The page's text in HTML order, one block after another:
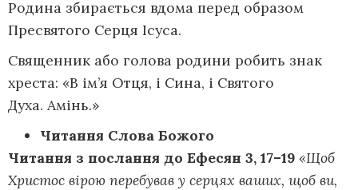
Родина збирається вдома перед образом
Пресвятого Серця Ісуса.
Священник або голова родини робить знак
хреста: «В ім’я Отця, і Сина, і Святого
Духа. Амінь.»
Читання Слова Божого
Читання з послання до Ефесян 3, 17–19 «Щоб
Христос вірою перебував у серцях ваших, щоб ви,